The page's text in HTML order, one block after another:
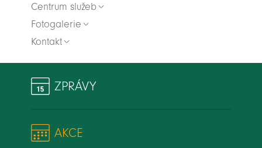
Centrum služeb
Fotogalerie
Kontakt
ZPRÁVY
AKCE